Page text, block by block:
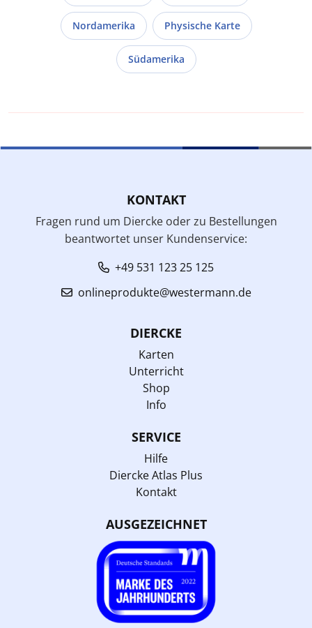
Nordamerika Physische Karte
Südamerika
KONTAKT
Fragen rund um Diercke oder zu Bestellungen
beantwortet unser Kundenservice:
+49 531 123 25 125
onlineprodukte@westermann.de
DIERCKE
Karten
Unterricht
Shop
Info
SERVICE
Hilfe
Diercke Atlas Plus
Kontakt
AUSGEZEICHNET